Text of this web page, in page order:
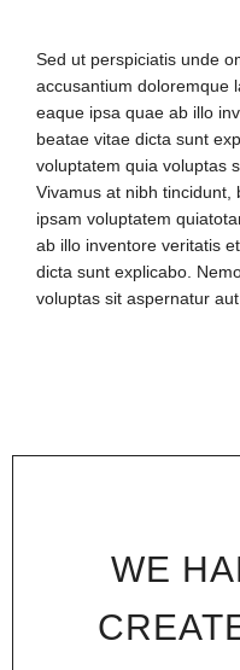
Sed ut perspiciatis unde
accusantium doloremque
eaque ipsa quae ab illo
beatae vitae dicta sunt
voluptatem quia voluptas
Vivamus at nibh tincidunt,
ipsam voluptatem
ab illo inventore veritatis
dicta sunt explicabo.
voluptas sit aspernatur
WE